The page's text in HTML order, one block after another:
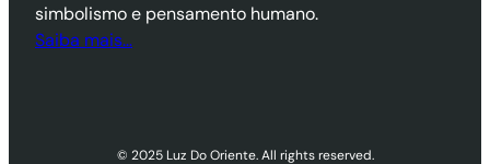
simbolismo e pensamento humano.
Saiba mais…
© 2025 Luz Do Oriente. All rights reserved.